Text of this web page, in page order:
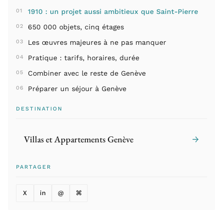
1910 : un projet aussi ambitieux que Saint-Pierre
650 000 objets, cinq étages
Les œuvres majeures à ne pas manquer
Pratique : tarifs, horaires, durée
Combiner avec le reste de Genève
Préparer un séjour à Genève
DESTINATION
Villas et Appartements Genève →
PARTAGER
X in @ ⌘